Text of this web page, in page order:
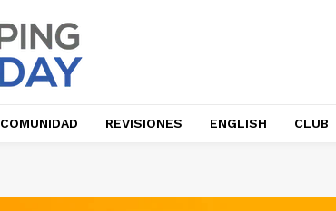
COMUNIDAD REVISIONES ENGLISH CLUB